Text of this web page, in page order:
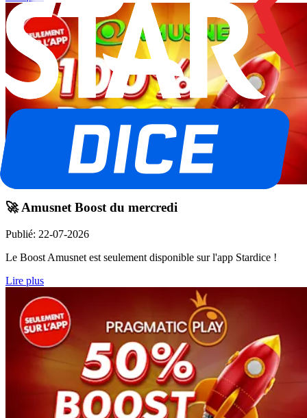
🚀 Amusnet Boost du mercredi
Publié: 22-07-2026
Le Boost Amusnet est seulement disponible sur l'app Stardice !
Lire plus